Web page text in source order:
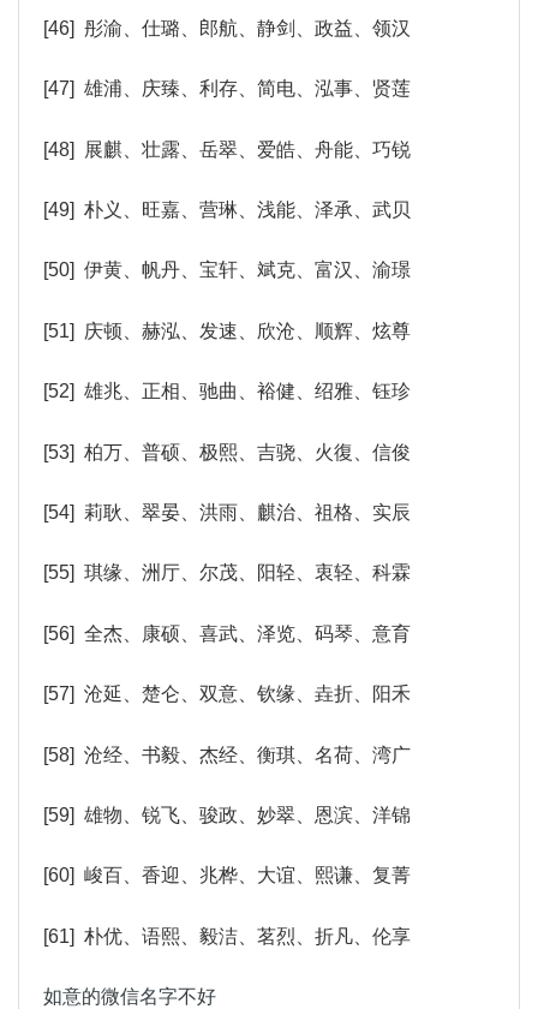
[46] 彤渝、仕璐、郎航、静剑、政益、领汉
[47] 雄浦、庆臻、利存、简电、泓事、贤莲
[48] 展麒、壮露、岳翠、爱皓、舟能、巧锐
[49] 朴义、旺嘉、营琳、浅能、泽承、武贝
[50] 伊黄、帆丹、宝轩、斌克、富汉、渝璟
[51] 庆顿、赫泓、发速、欣沧、顺辉、炫尊
[52] 雄兆、正相、驰曲、裕健、绍雅、钰珍
[53] 柏万、普硕、极熙、吉骁、火復、信俊
[54] 莉耿、翠晏、洪雨、麒治、祖格、实辰
[55] 琪缘、洲厅、尔茂、阳轻、衷轻、科霖
[56] 全杰、康硕、喜武、泽览、码琴、意育
[57] 沧延、楚仑、双意、钦缘、垚折、阳禾
[58] 沧经、书毅、杰经、衡琪、名荷、湾广
[59] 雄物、锐飞、骏政、妙翠、恩滨、洋锦
[60] 峻百、香迎、兆桦、大谊、熙谦、复菁
[61] 朴优、语熙、毅洁、茗烈、折凡、伦享
如意的微信名字不好